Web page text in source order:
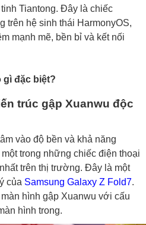
Tiantong. Đây là chiếc
trên hệ sinh thái HarmonyOS,
mạnh mẽ, bền bỉ và kết nối
gì đặc biệt?
trúc gập Xuanwu độc
vào độ bền và khả năng
trong những chiếc điện thoại
trên thị trường. Đây là một
của Samsung Galaxy Z Fold7.
hình gập Xuanwu với cấu
hình trong.